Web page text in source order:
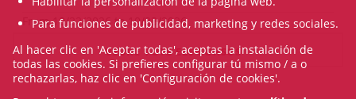
From 10/22/2026 to 10/23/2026
VEURE TOTS ELS CURSOS
Para funciones de publicidad, marketing y redes sociales.
Al hacer clic en 'Aceptar todas', aceptas la instalación de
todas las cookies. Si prefieres configurar tú mismo / a o
rechazarlas, haz clic en 'Configuración de cookies'.